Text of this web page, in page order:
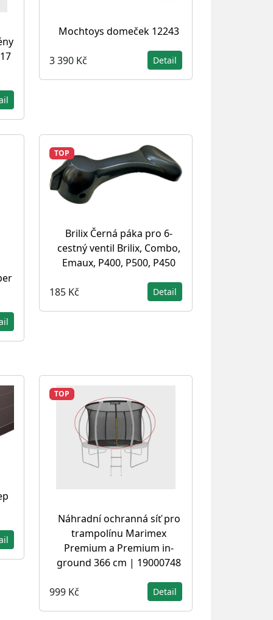
Mochtoys domeček 12243
3 390 Kč Detail
TOP
Brilix Černá páka pro 6-
cestný ventil Brilix, Combo,
Emaux, P400, P500, P450
185 Kč Detail
TOP
Náhradní ochranná síť pro
trampolínu Marimex
Premium a Premium in-
ground 366 cm | 19000748
999 Kč Detail